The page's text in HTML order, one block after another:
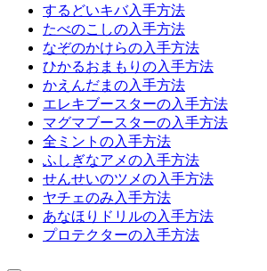
するどいキバ入手方法
たべのこしの入手方法
なぞのかけらの入手方法
ひかるおまもりの入手方法
かえんだまの入手方法
エレキブースターの入手方法
マグマブースターの入手方法
全ミントの入手方法
ふしぎなアメの入手方法
せんせいのツメの入手方法
ヤチェのみ入手方法
あなほりドリルの入手方法
プロテクターの入手方法